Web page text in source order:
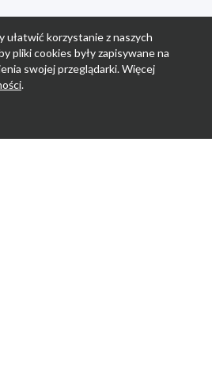
ułatwić korzystanie z naszych
pliki cookies były zapisywane na
swojej przeglądarki. Więcej
.